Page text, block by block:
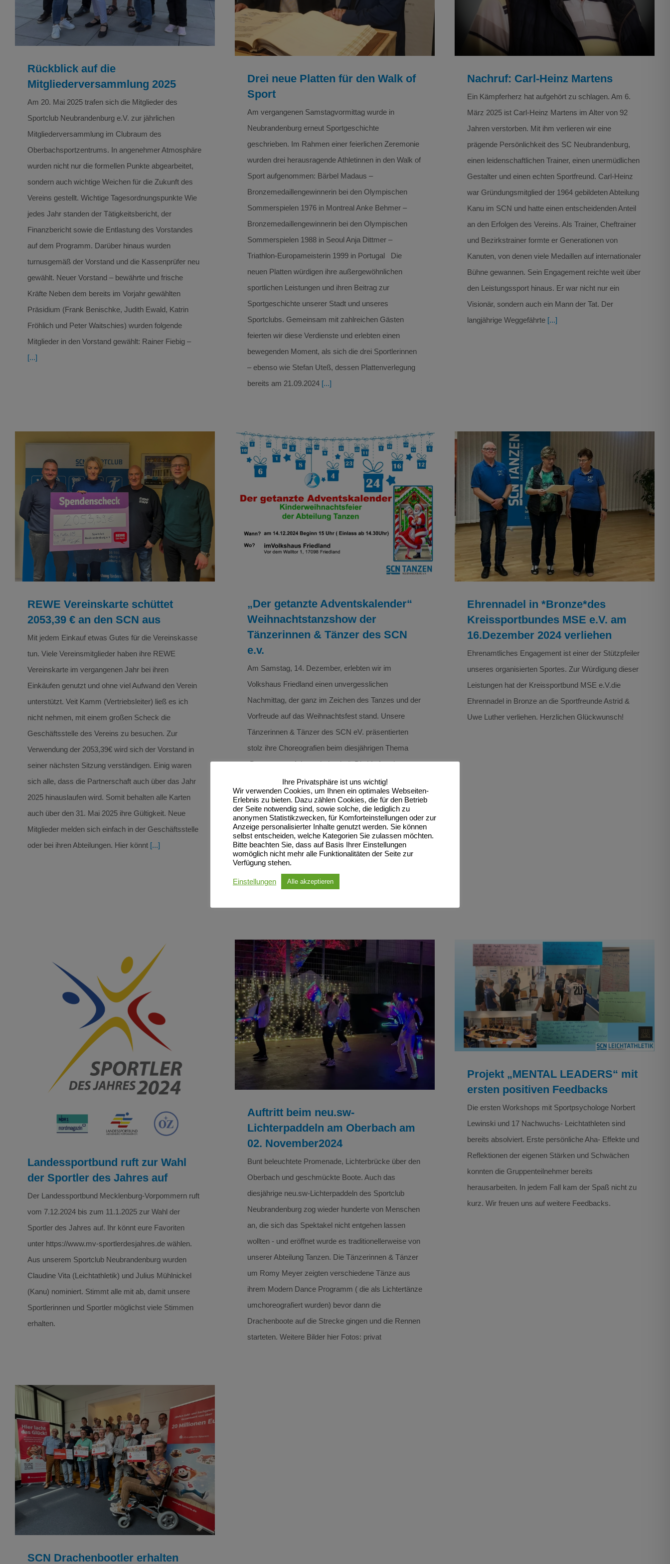
Rückblick auf die
Mitgliederversammlung 2025
Am 20. Mai 2025 trafen sich die Mitglieder des
Sportclub Neubrandenburg e.V. zur jährlichen
Mitgliederversammlung im Clubraum des
Oberbachsportzentrums. In angenehmer Atmosphäre
wurden nicht nur die formellen Punkte abgearbeitet,
sondern auch wichtige Weichen für die Zukunft des
Vereins gestellt. Wichtige Tagesordnungspunkte Wie
jedes Jahr standen der Tätigkeitsbericht, der
Finanzbericht sowie die Entlastung des Vorstandes
auf dem Programm. Darüber hinaus wurden
turnusgemäß der Vorstand und die Kassenprüfer neu
gewählt. Neuer Vorstand – bewährte und frische
Kräfte Neben dem bereits im Vorjahr gewählten
Präsidium (Frank Benischke, Judith Ewald, Katrin
Fröhlich und Peter Waitschies) wurden folgende
Mitglieder in den Vorstand gewählt: Rainer Fiebig –
[...]
Drei neue Platten für den Walk of
Sport
Am vergangenen Samstagvormittag wurde in
Neubrandenburg erneut Sportgeschichte
geschrieben. Im Rahmen einer feierlichen Zeremonie
wurden drei herausragende Athletinnen in den Walk of
Sport aufgenommen: Bärbel Madaus –
Bronzemedaillengewinnerin bei den Olympischen
Sommerspielen 1976 in Montreal Anke Behmer –
Bronzemedaillengewinnerin bei den Olympischen
Sommerspielen 1988 in Seoul Anja Dittmer –
Triathlon-Europameisterin 1999 in Portugal Die
neuen Platten würdigen ihre außergewöhnlichen
sportlichen Leistungen und ihren Beitrag zur
Sportgeschichte unserer Stadt und unseres
Sportclubs. Gemeinsam mit zahlreichen Gästen
feierten wir diese Verdienste und erlebten einen
bewegenden Moment, als sich die drei Sportlerinnen
– ebenso wie Stefan Uteß, dessen Plattenverlegung
bereits am 21.09.2024 [...]
Nachruf: Carl-Heinz Martens
Ein Kämpferherz hat aufgehört zu schlagen. Am 6.
März 2025 ist Carl-Heinz Martens im Alter von 92
Jahren verstorben. Mit ihm verlieren wir eine
prägende Persönlichkeit des SC Neubrandenburg,
einen leidenschaftlichen Trainer, einen unermüdlichen
Gestalter und einen echten Sportfreund. Carl-Heinz
war Gründungsmitglied der 1964 gebildeten Abteilung
Kanu im SCN und hatte einen entscheidenden Anteil
an den Erfolgen des Vereins. Als Trainer, Cheftrainer
und Bezirkstrainer formte er Generationen von
Kanuten, von denen viele Medaillen auf internationaler
Bühne gewannen. Sein Engagement reichte weit über
den Leistungssport hinaus. Er war nicht nur ein
Visionär, sondern auch ein Mann der Tat. Der
langjährige Weggefährte [...]
REWE Vereinskarte schüttet 2053,39 € an den
SCN aus
Verein
REWE Vereinskarte schüttet
2053,39 € an den SCN aus
Mit jedem Einkauf etwas Gutes für die Vereinskasse
tun. Viele Vereinsmitglieder haben ihre REWE
Vereinskarte im vergangenen Jahr bei ihren
Einkäufen genutzt und ohne viel Aufwand den Verein
unterstützt. Veit Kamm (Vertriebsleiter) ließ es ich
nicht nehmen, mit einem großen Scheck die
Geschäftsstelle des Vereins zu besuchen. Zur
Verwendung der 2053,39€ wird sich der Vorstand in
seiner nächsten Sitzung verständigen. Einig waren
sich alle, dass die Partnerschaft auch über das Jahr
2025 hinauslaufen wird. Somit behalten alle Karten
auch über den 31. Mai 2025 ihre Gültigkeit. Neue
Mitglieder melden sich einfach in der Geschäftsstelle
oder bei ihren Abteilungen. Hier könnt [...]
„Der getanzte Adventskalender“
Weihnachtstanzshow der Tänzerinnen & Tänzer
„Der getanzte Adventskalender“
Weihnachtstanzshow der
Tänzerinnen & Tänzer des SCN
e.v.
Am Samstag, 14. Dezember, erlebten wir im
Volkshaus Friedland einen unvergesslichen
Nachmittag, der ganz im Zeichen des Tanzes und der
Vorfreude auf das Weihnachtsfest stand. Unsere
Tänzerinnen & Tänzer des SCN eV. präsentierten
stolz ihre Choreografien beim diesjährigen Thema
„Der getanzte Adventskalender“. Die Vorfreude war
groß, als die Kinder und Jugendlichen auf die Bühne
traten und mit viel Enthusiasmus und Energie ihre
Tänze vorführten. Jede Darbietung war ein kleines
Fenster, das einen Einblick in die kreative und
tänzerische Vielfalt unserer jungen Talente gab. Die
Zuschauer – Eltern, Großeltern und Freunde – waren
begeistert von den beeindruckenden Leistungen und
der Hingabe,[...]
Ehrennadel in *Bronze*des Kreissportbundes
MSE e.V. am 16.Dezember 2024 verliehen
NEWS Tanzen Verein
Ehrennadel in *Bronze*des
Kreissportbundes MSE e.V. am
16.Dezember 2024 verliehen
Ehrenamtliches Engagement ist einer der Stützpfeiler
unseres organisierten Sportes. Zur Würdigung dieser
Leistungen hat der Kreissportbund MSE e.V.die
Ehrennadel in Bronze an die Sportfreunde Astrid &
Uwe Luther verliehen. Herzlichen Glückwunsch!
Landessportbund ruft zur Wahl der Sportler des
Jahres auf
Kanu Leichtathletik Verein
Landessportbund ruft zur Wahl
der Sportler des Jahres auf
Der Landessportbund Mecklenburg-Vorpommern ruft
vom 7.12.2024 bis zum 11.1.2025 zur Wahl der
Sportler des Jahres auf. Ihr könnt eure Favoriten
unter https://www.mv-sportlerdesjahres.de wählen.
Aus unserem Sportclub Neubrandenburg wurden
Claudine Vita (Leichtathletik) und Julius Mühlnickel
(Kanu) nominiert. Stimmt alle mit ab, damit unsere
Sportlerinnen und Sportler möglichst viele Stimmen
erhalten.
Auftritt beim neu.sw-Lichterpaddeln am
Oberbach am 02. November2024
NEWS Tanzen Uncategorized Verein
Auftritt beim neu.sw-
Lichterpaddeln am Oberbach am
02. November2024
Bunt beleuchtete Promenade, Lichterbrücke über den
Oberbach und geschmückte Boote. Auch das
diesjährige neu.sw-Lichterpaddeln des Sportclub
Neubrandenburg zog wieder hunderte von Menschen
an, die sich das Spektakel nicht entgehen lassen
wollten - und eröffnet wurde es traditionellerweise von
unserer Abteilung Tanzen. Die Tänzerinnen & Tänzer
um Romy Meyer zeigten verschiedene Tänze aus
ihrem Modern Dance Programm ( die als Lichtertänze
umchoreografiert wurden) bevor dann die
Drachenboote auf die Strecke gingen und die Rennen
starteten. Weitere Bilder hier Fotos: privat
Projekt „MENTAL LEADERS“ mit ersten
positiven Feedbacks
Leichtathletik Verein
Projekt „MENTAL LEADERS“ mit
ersten positiven Feedbacks
Die ersten Workshops mit Sportpsychologe Norbert
Lewinski und 17 Nachwuchs- Leichtathleten sind
bereits absolviert. Erste persönliche Aha- Effekte und
Reflektionen der eigenen Stärken und Schwächen
konnten die Gruppenteilnehmer bereits
herausarbeiten. In jedem Fall kam der Spaß nicht zu
kurz. Wir freuen uns auf weitere Feedbacks.
SCN Drachenbootler erhalten Scheck aus PS-
Lotterie
Drachenboot Verein
SCN Drachenbootler erhalten
Ihre Privatsphäre ist uns wichtig!
Wir verwenden Cookies, um Ihnen ein optimales Webseiten-
Erlebnis zu bieten. Dazu zählen Cookies, die für den Betrieb
der Seite notwendig sind, sowie solche, die lediglich zu
anonymen Statistikzwecken, für Komforteinstellungen oder zur
Anzeige personalisierter Inhalte genutzt werden. Sie können
selbst entscheiden, welche Kategorien Sie zulassen möchten.
Bitte beachten Sie, dass auf Basis Ihrer Einstellungen
womöglich nicht mehr alle Funktionalitäten der Seite zur
Verfügung stehen.
Einstellungen Alle akzeptieren